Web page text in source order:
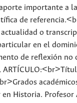
importante a
de
o
en el
de reflexión no
Historia. Profesor